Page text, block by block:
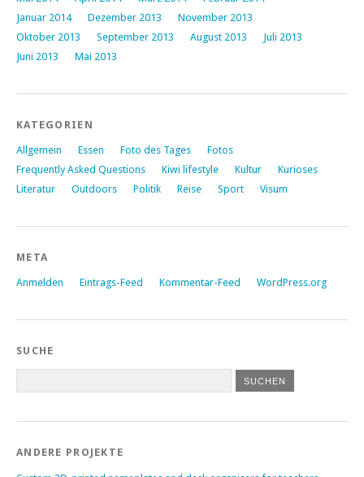
Januar 2014
Dezember 2013
November 2013
Oktober 2013
September 2013 August 2013
Juli 2013
Juni 2013
Mai 2013
KATEGORIEN
Allgemein Essen Foto des Tages
Fotos
Frequently Asked Questions
Kiwi lifestyle Kultur
Kurioses
Literatur
Outdoors Politik Reise Sport Visum
META
Anmelden Eintrags-Feed Kommentar-Feed WordPress.org
SUCHE
ANDERE PROJEKTE